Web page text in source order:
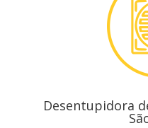
Desentupidora